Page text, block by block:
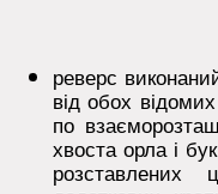
реверс
від обох
по
хвоста орла і